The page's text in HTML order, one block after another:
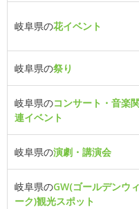
岐阜県の花イベント
岐阜県の祭り
岐阜県のコンサート・音楽
連イベント
岐阜県の演劇・講演会
岐阜県のGW(ゴールデンウィ
ーク)観光スポット